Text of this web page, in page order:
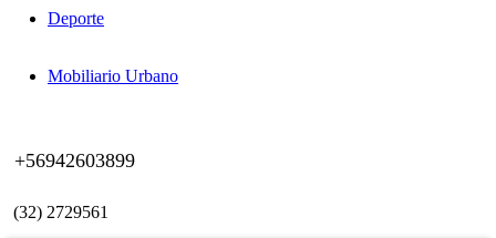
Deporte
Mobiliario Urbano
+56942603899
(32) 2729561